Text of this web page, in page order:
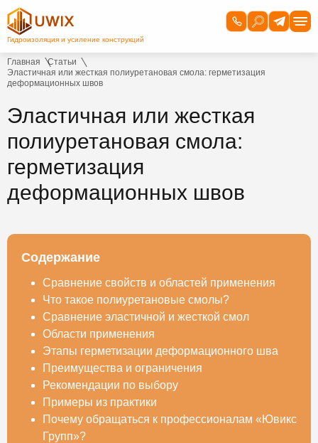
Главная
Статьи
Эластичная или жесткая полиуретановая смола: герметизация
деформационных швов
Эластичная или жесткая
полиуретановая смола:
герметизация
деформационных швов
Содержание
Сравнение свойств и областей применения
Что такое полиуретановые смолы?
Сравнение эластичной и жесткой смол
Области применения
Этапы герметизации деформационного шва
Преимущества и ограничения
Рекомендации по выбору
Примеры из практики
Почему обращаться к профессионалам «Ювикс
Групп»?